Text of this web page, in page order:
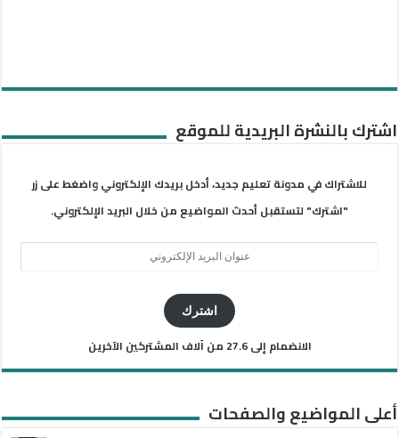
اشترك بالنشرة البريدية للموقع
للاشتراك في مدونة تعليم جديد، أدخل بريدك الإلكتروني واضغط على زر
"اشترك" لتستقبل أحدث المواضيع من خلال البريد الإلكتروني.
اشترك
الانضمام إلى 27.6 من آلاف المشتركين الآخرين
أعلى المواضيع والصفحات